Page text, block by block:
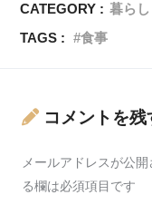
CATEGORY : 暮らし
TAGS :
食事
コメントを残
メールアドレスが公開
る欄は必須項目です